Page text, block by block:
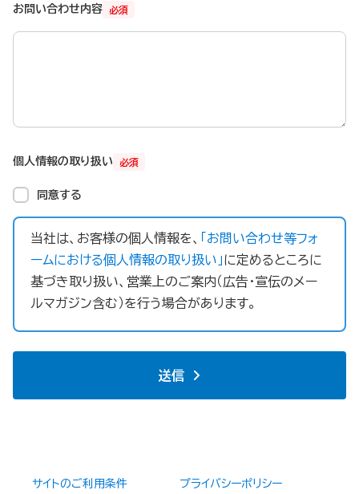
必須
お問い合わせ内容
必須
個人情報の取り扱い
同意する
当社は、お客様の個人情報を、
「お問い合わせ等フォ
ームにおける個人情報の取り扱い」に定めるところに
基づき取り扱い、営業上のご案内（広告・宣伝のメー
ルマガジン含む）を行う場合があります。
送信
サイトのご利用条件 プライバシーポリシー